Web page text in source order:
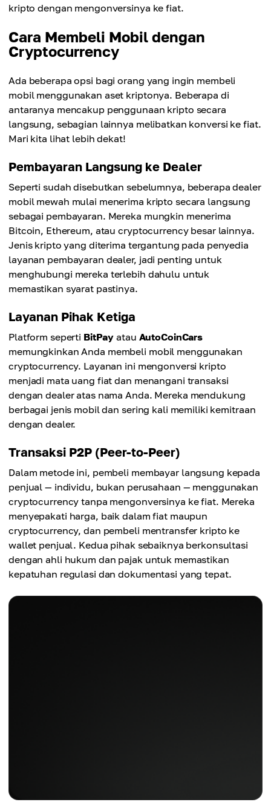
kripto dengan mengonversinya ke fiat.
Cara Membeli Mobil dengan
Cryptocurrency
Ada beberapa opsi bagi orang yang ingin membeli
mobil menggunakan aset kriptonya. Beberapa di
antaranya mencakup penggunaan kripto secara
langsung, sebagian lainnya melibatkan konversi ke fiat.
Mari kita lihat lebih dekat!
Pembayaran Langsung ke Dealer
Seperti sudah disebutkan sebelumnya, beberapa dealer
mobil mewah mulai menerima kripto secara langsung
sebagai pembayaran. Mereka mungkin menerima
Bitcoin, Ethereum, atau cryptocurrency besar lainnya.
Jenis kripto yang diterima tergantung pada penyedia
layanan pembayaran dealer, jadi penting untuk
menghubungi mereka terlebih dahulu untuk
memastikan syarat pastinya.
Layanan Pihak Ketiga
Platform seperti BitPay atau AutoCoinCars
memungkinkan Anda membeli mobil menggunakan
cryptocurrency. Layanan ini mengonversi kripto
menjadi mata uang fiat dan menangani transaksi
dengan dealer atas nama Anda. Mereka mendukung
berbagai jenis mobil dan sering kali memiliki kemitraan
dengan dealer.
Transaksi P2P (Peer-to-Peer)
Dalam metode ini, pembeli membayar langsung kepada
penjual — individu, bukan perusahaan — menggunakan
cryptocurrency tanpa mengonversinya ke fiat. Mereka
menyepakati harga, baik dalam fiat maupun
cryptocurrency, dan pembeli mentransfer kripto ke
wallet penjual. Kedua pihak sebaiknya berkonsultasi
dengan ahli hukum dan pajak untuk memastikan
kepatuhan regulasi dan dokumentasi yang tepat.